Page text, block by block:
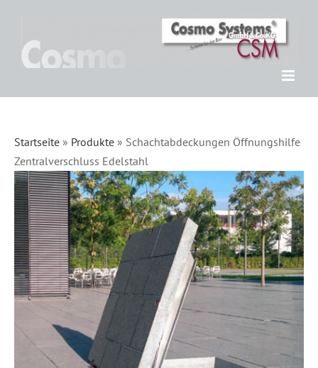
springen
Startseite » Produkte » Schachtabdeckungen Öffnungshilfe
Zentralverschluss Edelstahl